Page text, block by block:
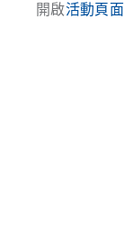
開啟活動頁面